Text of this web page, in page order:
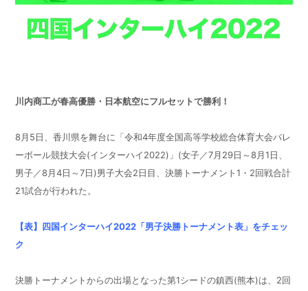
川内商工が春高優勝・日本航空にフルセットで勝利！
8月5日、香川県を舞台に「令和4年度全国高等学校総合体育大会バレ
ーボール競技大会(インターハイ2022)」(女子／7月29日～8月1日、
男子／8月4日～7日)男子大会2日目、決勝トーナメント1・2回戦合計
21試合が行われた。
【表】四国インターハイ2022「男子決勝トーナメント表」をチェッ
ク
決勝トーナメントからの出場となった第1シードの鎮西(熊本)は、2回